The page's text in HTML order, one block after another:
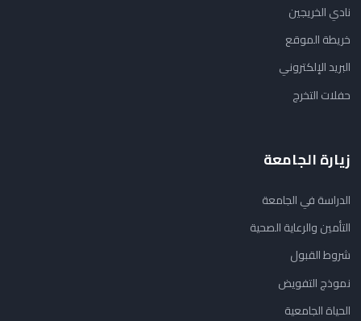
نادي الخريجين
خريطة الموقع
البريد الإلكتروني
حفلات التخرج
زيارة الجامعة
الدراسة في الجامعة
التأمين والرعاية الصحية
شروط القبول
نموذج التفويض
الحياة الجامعية